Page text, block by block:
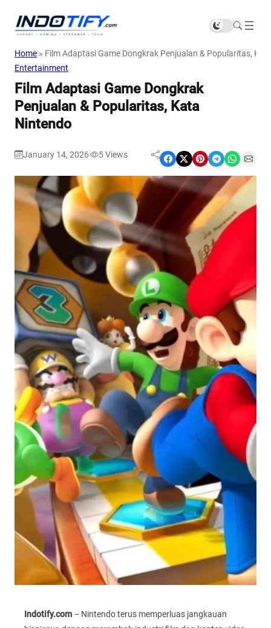
Home » Film Adaptasi Game Dongkrak Penjualan & Popularitas,
Entertainment
Film Adaptasi Game Dongkrak
Penjualan & Popularitas, Kata
Nintendo
January 14, 2026 5Views Share on Facebook Share on X Share on Pinterest Share on Telegram Share on WhatsApp Share on Email
Indotify.com – Nintendo terus memperluas jangkauan